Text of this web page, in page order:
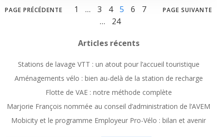
Posts
navigation
PAGE PRÉCÉDENTE
Posts
navigation
Page
1 … Page
3 Page
4 Page
5 Page
6 Page
7
…
Page
24
Posts
PAGE SUIVANTE
Articles récents
Stations de lavage VTT : un atout pour l’accueil touristique
Aménagements vélo : bien au-delà de la station de recharge
Flotte de VAE : notre méthode complète
Marjorie François nommée au conseil d’administration de l’AVEM
Mobicity et le programme Employeur Pro-Vélo : bilan et avenir